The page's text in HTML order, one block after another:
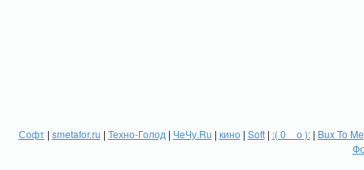
Софт| smetafor.ru | Техно-Голод | ЧеЧу.Ru | кино| Soft| :( 0 _ о ):| Bux To Me